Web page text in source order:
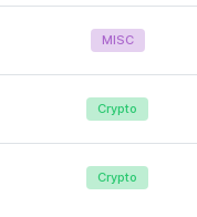
MISC
Crypto
Crypto